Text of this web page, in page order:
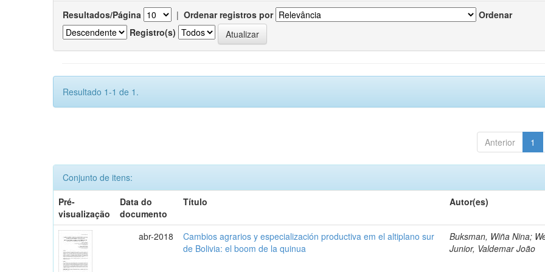
Resultados/Página | Ordenar registros por
Ordenar
Registro(s)
Resultado 1-1 de 1.
Anterior 1
Conjunto de itens:
Pré-
visualização
Data do
documento
Título Autor(es)
abr-2018
Cambios agrarios y especialización productiva em el altiplano sur
de Bolivia: el boom de la quinua
Buksman, Wiña Nina;
Junior, Valdemar João